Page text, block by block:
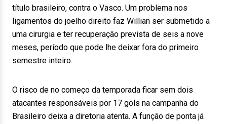
título brasileiro, contra o Vasco. Um problema nos
ligamentos do joelho direito faz Willian ser submetido a
uma cirurgia e ter recuperação prevista de seis a nove
meses, período que pode lhe deixar fora do primeiro
semestre inteiro.
O risco de no começo da temporada ficar sem dois
atacantes responsáveis por 17 gols na campanha do
Brasileiro deixa a diretoria atenta. A função de ponta já